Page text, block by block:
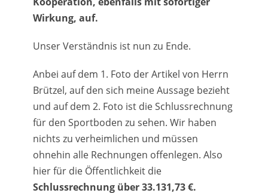
Wirkung, auf.
Unser Verständnis ist nun zu Ende.
Anbei auf dem 1. Foto der Artikel von Herrn
Brützel, auf den sich meine Aussage bezieht
und auf dem 2. Foto ist die Schlussrechnung
für den Sportboden zu sehen. Wir haben
nichts zu verheimlichen und müssen
ohnehin alle Rechnungen offenlegen. Also
hier für die Öffentlichkeit die
Schlussrechnung über 33.131,73 €.